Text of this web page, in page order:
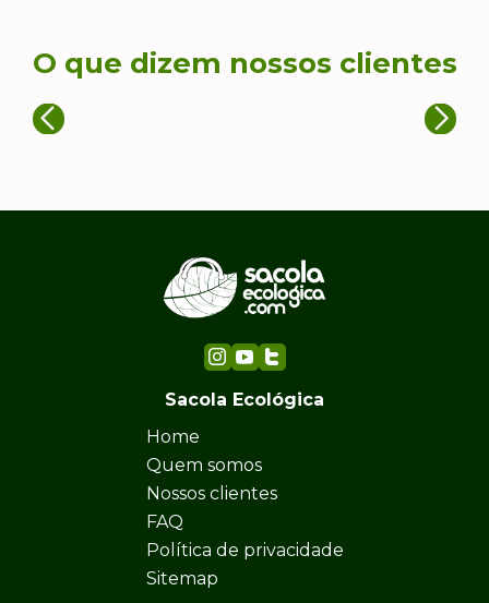
O que dizem nossos clientes
Sacola Ecológica
Home
Quem somos
Nossos clientes
FAQ
Política de privacidade
Sitemap